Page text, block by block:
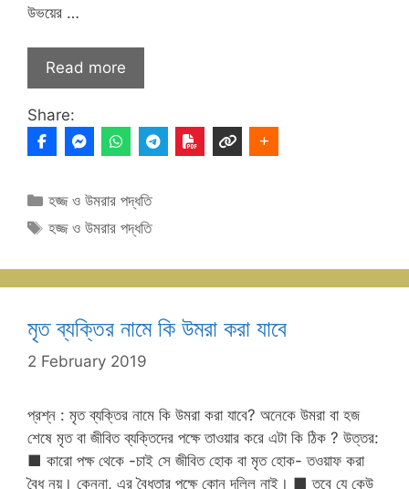
উভয়ের …
Read more
Share:
Categories
হজ্জ ও উমরার পদ্ধতি
Tags
হজ্জ ও উমরার পদ্ধতি
মৃত ব্যক্তির নামে কি উমরা করা যাবে
2 February 2019
প্রশ্ন : মৃত ব্যক্তির নামে কি উমরা করা যাবে? অনেকে উমরা বা হজ
শেষে মৃত বা জীবিত ব্যক্তিদের পক্ষে তাওয়ার করে এটা কি ঠিক ? উত্তর:
■ কারো পক্ষ থেকে -চাই সে জীবিত হোক বা মৃত হোক- তওয়াফ করা
বৈধ নয়। কেননা, এর বৈধতার পক্ষে কোন দলিল নাই। ■ তবে যে কেউ